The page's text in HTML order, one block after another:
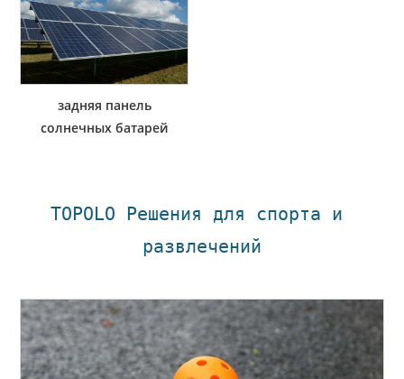
задняя панель
солнечных батарей
TOPOLO Решения для спорта и
развлечений